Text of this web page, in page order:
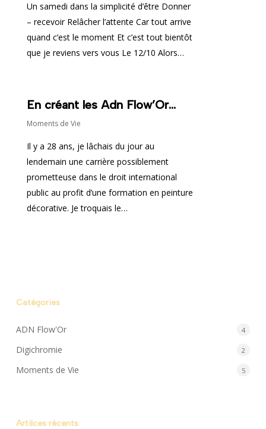
Un samedi dans la simplicité d’être Donner
– recevoir Relâcher l’attente Car tout arrive
quand c’est le moment Et c’est tout bientôt
que je reviens vers vous Le 12/10 Alors…
En créant les Adn Flow’Or…
Moments de Vie
Il y a 28 ans, je lâchais du jour au
lendemain une carrière possiblement
prometteuse dans le droit international
public au profit d’une formation en peinture
décorative. Je troquais le…
Catégories
ADN Flow'Or 4
Digichromie 2
Moments de Vie 5
Artilces récents